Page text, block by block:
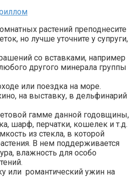
растений преподнесите
но лучше уточните у супруги,
со вставками, например
другого минерала группы
или поездка на море.
на выставку, в дельфинарий
гамме данной годовщины,
шарф, перчатки, кошелек и т.д.
из стекла, в которой
В нем поддерживается
влажность для особо
или романтический ужин на